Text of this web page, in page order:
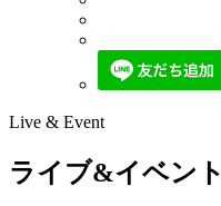
Live & Event
ライブ&イベント